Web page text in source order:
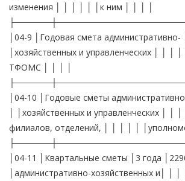
изменения │ │ │ │ │ │к ним │ │ │ │
│04-9 │Годовая смета административно-
│хозяйственных и управленческих │ │ │
ТФОМС │ │ │ │
│04-10 │Годовые сметы
│ │хозяйственных и управленческих │ │
филиалов, отделений, │ │ │ │ │
│04-11 │Квартальные сметы │3 года
│административно-хозяйственных и│ │ │